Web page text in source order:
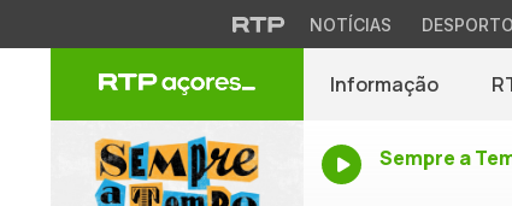
NOTÍCIAS DESPORTO
Informação
Sempre a